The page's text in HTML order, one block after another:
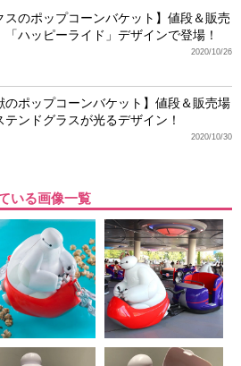
スのポップコーンバケット】値段＆販売
「ハッピーライド」デザインで登場！
2020/10/26
のポップコーンバケット】値段＆販売場
テンドグラスが光るデザイン！
2020/10/30
いる画像一覧